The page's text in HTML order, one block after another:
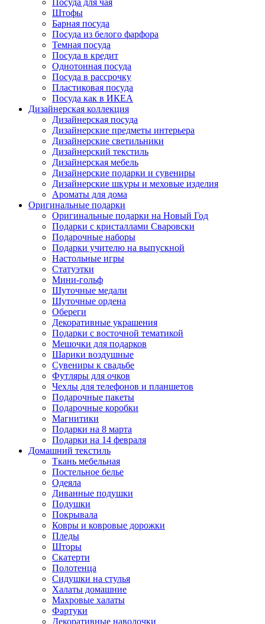
Посуда для чая
Штофы
Барная посуда
Посуда из белого фарфора
Темная посуда
Посуда в кредит
Однотонная посуда
Посуда в рассрочку
Пластиковая посуда
Посуда как в ИКЕА
Дизайнерская коллекция
Дизайнерская посуда
Дизайнерские предметы интерьера
Дизайнерские светильники
Дизайнерский текстиль
Дизайнерская мебель
Дизайнерские подарки и сувениры
Дизайнерские шкуры и меховые изделия
Ароматы для дома
Оригинальные подарки
Оригинальные подарки на Новый Год
Подарки с кристаллами Сваровски
Подарочные наборы
Подарки учителю на выпускной
Настольные игры
Статуэтки
Мини-гольф
Шуточные медали
Шуточные ордена
Обереги
Декоративные украшения
Подарки с восточной тематикой
Мешочки для подарков
Шарики воздушные
Сувениры к свадьбе
Футляры для очков
Чехлы для телефонов и планшетов
Подарочные пакеты
Подарочные коробки
Магнитики
Подарки на 8 марта
Подарки на 14 февраля
Домашний текстиль
Ткань мебельная
Постельное белье
Одеяла
Диванные подушки
Подушки
Покрывала
Ковры и ковровые дорожки
Пледы
Шторы
Скатерти
Полотенца
Сидушки на стулья
Халаты домашние
Махровые халаты
Фартуки
Декоративные наволочки